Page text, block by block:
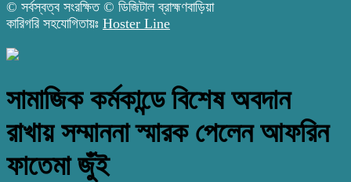
© সর্বস্বত্ব সংরক্ষিত © ডিজিটাল ব্রাহ্মণবাড়িয়া
কারিগরি সহযোগিতায়ঃ Hoster Line
সামাজিক কর্মকান্ডে বিশেষ অবদান
রাখায় সম্মাননা স্মারক পেলেন আফরিন
ফাতেমা জুঁই